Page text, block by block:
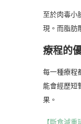
至於肉毒小
現。而脂肪
療程的
每一種療程
能會經歷短
果。
【斷食減